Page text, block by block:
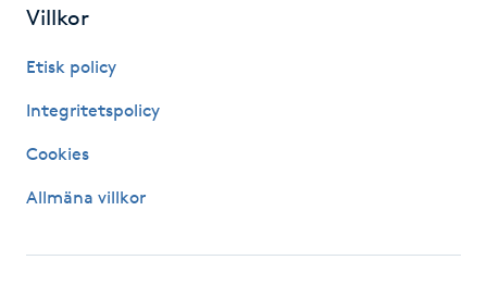
Herrklippning
Villkor
Etisk policy
Integritetspolicy
Cookies
Allmäna villkor